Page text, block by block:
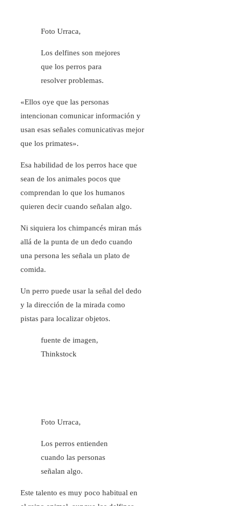
Foto Urraca,
Los delfines son mejores
que los perros para
resolver problemas.
«Ellos oye que las personas
intencionan comunicar información y
usan esas señales comunicativas mejor
que los primates».
Esa habilidad de los perros hace que
sean de los animales pocos que
comprendan lo que los humanos
quieren decir cuando señalan algo.
Ni siquiera los chimpancés miran más
allá de la punta de un dedo cuando
una persona les señala un plato de
comida.
Un perro puede usar la señal del dedo
y la dirección de la mirada como
pistas para localizar objetos.
fuente de imagen,
Thinkstock
Foto Urraca,
Los perros entienden
cuando las personas
señalan algo.
Este talento es muy poco habitual en